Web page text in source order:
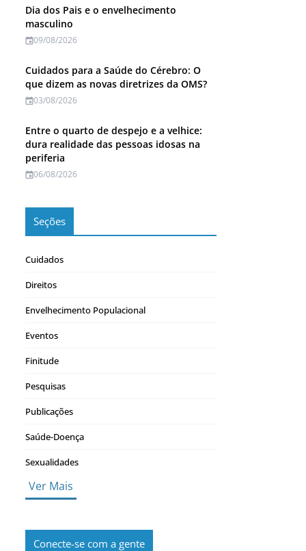
Dia dos Pais e o envelhecimento
masculino
09/08/2026
Cuidados para a Saúde do Cérebro: O
que dizem as novas diretrizes da OMS?
03/08/2026
Entre o quarto de despejo e a velhice:
dura realidade das pessoas idosas na
periferia
06/08/2026
Seções
Cuidados
Direitos
Envelhecimento Populacional
Eventos
Finitude
Pesquisas
Publicações
Saúde-Doença
Sexualidades
Ver Mais
Conecte-se com a gente